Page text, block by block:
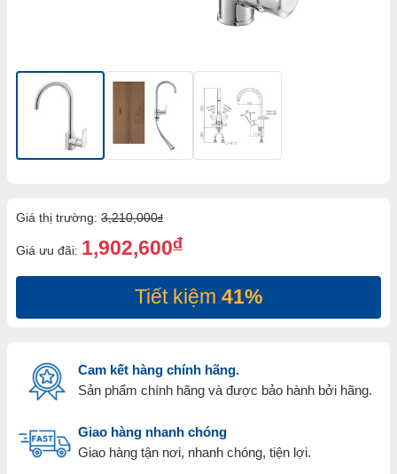
Giá thị trường: 3,210,000đ
Giá ưu đãi: 1,902,600đ
Tiết kiệm 41%
Cam kết hàng chính hãng.
Sản phẩm chính hãng và được bảo hành bởi hãng.
Giao hàng nhanh chóng
Giao hàng tận nơi, nhanh chóng, tiện lợi.